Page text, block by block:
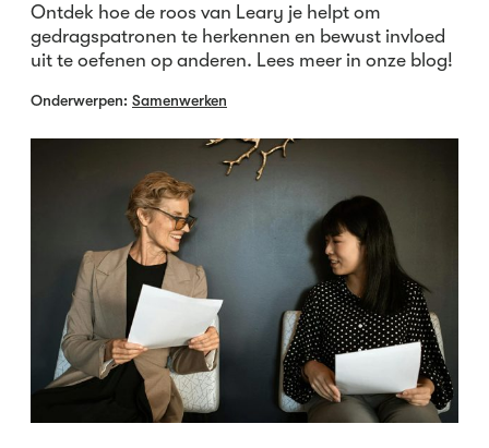
Ontdek hoe de roos van Leary je helpt om
gedragspatronen te herkennen en bewust invloed
uit te oefenen op anderen. Lees meer in onze blog!
Onderwerpen: Samenwerken